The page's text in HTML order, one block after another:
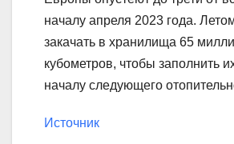
началу апреля 2023 года.
закачать в хранилища 65
кубометров, чтобы заполнить
началу следующего
Источник